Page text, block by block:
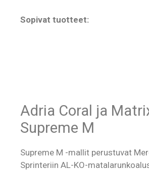
Sopivat tuotteet:
Adria Coral ja
Supreme M
Supreme M -mallit perustuvat
Sprinteriin AL-KO-